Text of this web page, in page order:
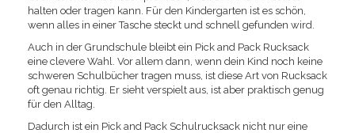
halten oder tragen kann. Für den Kindergarten ist es schön,
wenn alles in einer Tasche steckt und schnell gefunden wird.
Auch in der Grundschule bleibt ein Pick and Pack Rucksack
eine clevere Wahl. Vor allem dann, wenn dein Kind noch keine
schweren Schulbücher tragen muss, ist diese Art von Rucksack
oft genau richtig. Er sieht verspielt aus, ist aber praktisch genug
für den Alltag.
Dadurch ist ein Pick and Pack Schulrucksack nicht nur eine